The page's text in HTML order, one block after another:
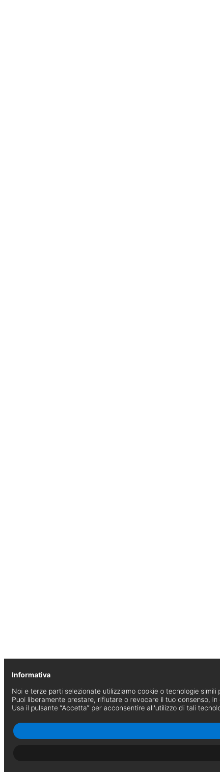
Informativa
Noi e terze parti selezionate utilizziamo cookie o tecnologie
Puoi liberamente prestare, rifiutare o revocare il tuo consenso, in
Usa il pulsante “Accetta” per acconsentire all'utilizzo di tali